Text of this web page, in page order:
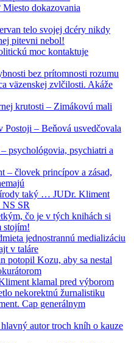
dokazovania
telo svojej dcéry nikdy
pitevni nebol!
moc kontaktuje
bez prítomnosti rozumu
väzenskej zvlčilosti. Akáže
krutosti – Zimákovú mali
– Beňová usvedčovala
psychológovia, psychiatri a
– človek princípov a zásad,
taký … JUDr. Kliment
NS SR
čo je v tých knihách si
stojím!
jednostrannú medializáciu
v taláre
potopil Kozu, aby sa nestal
klamal pred výborom
nekorektnú žurnalistiku
Cap generálnym
autor troch kníh o kauze